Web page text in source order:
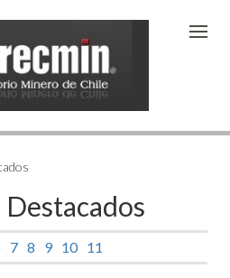
7 8 9 10 11